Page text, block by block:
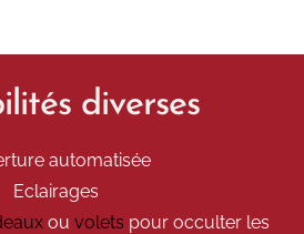
diverses
automatisée
Eclairages
ou volets pour occulter les